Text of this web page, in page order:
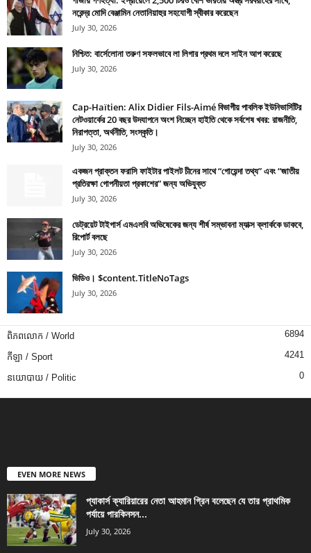
নরেন্দ্র মোদি বেঞ্জামিন নেতানিয়াহুর সহযোগী স্বীকার করেছেন
July 30, 2026
নিশ্চিত: বার্সেলোনা তরুণ সফলভাবে লা লিগার প্রথম দলে সাইন আপ করেছে
July 30, 2026
Cap-Haïtien: Alix Didier Fils-Aimé বিভাগীয় পাবলিক ইউনিভার্সিটির
নেটওয়ার্কের 20 বছর উদযাপনে অংশ নিচ্ছেন হাইতি থেকে সর্বশেষ খবর: রাজনীতি,
নিরাপত্তা, অর্থনীতি, সংস্কৃতি।
July 30, 2026
একজন প্রাক্তন ফরাসি ফাইটার পাইলট চীনের সাথে “গোয়েন্দা তথ্য” এবং “জাতীয়
প্রতিরক্ষা গোপনীয়তা প্রকাশের” জন্য অভিযুক্ত
July 30, 2026
ডেট্রয়েট টাইগার্স এমএলবি অভিষেকের জন্য শীর্ষ সম্ভাবনা ম্যাক্স ক্লার্ককে ডাকবে,
রিপোর্ট বলছে
July 30, 2026
ভিডিও। $content.TitleNoTags
July 30, 2026
ពិភពលោក / World 6894
កីឡា / Sport 4241
នយោបាយ / Politic 0
EVEN MORE NEWS
প্যাকার্স ক্যারিয়ারের নেতা আহমান গ্রিন বলেছেন যে তার প্রাথমিক
পর্যায়ে পারকিনসন...
July 30, 2026